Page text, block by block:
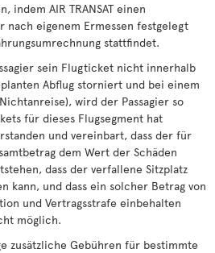
indem AIR TRANSAT einen
nach eigenem Ermessen festgelegt
stattfindet.
sein Flugticket nicht innerhalb
Abflug storniert und bei einem
wird der Passagier so
für dieses Flugsegment hat
und vereinbart, dass der für
dem Wert der Schäden
dass der verfallene Sitzplatz
kann, und dass ein solcher Betrag von
und Vertragsstrafe einbehalten
möglich.
zusätzliche Gebühren für bestimmte